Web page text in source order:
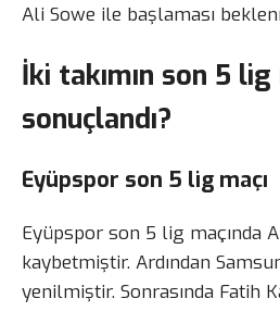
Ali Sowe ile başlaması
İki takımın son 5 lig
sonuçlandı?
Eyüpspor son 5 lig maçı
Eyüpspor son 5 lig maçında
kaybetmiştir. Ardından
yenilmiştir. Sonrasında Fatih